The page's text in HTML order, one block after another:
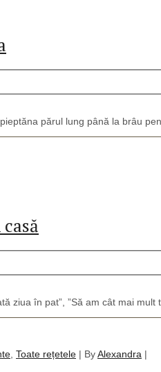
părul lung până la brâu
ziua în pat”, ”Să am cât mai mult
Toate rețetele | ByAlexandra |